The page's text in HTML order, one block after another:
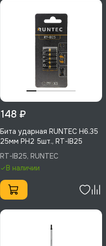
148 ₽
Бита ударная RUNTEC H6.35
25мм PH2 5шт., RT-IB25
RT-IB25, RUNTEC
В наличии